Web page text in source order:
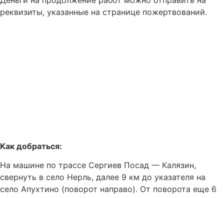
реквизиты, указанные на странице пожертвований.
Как добраться:
На машине по трассе Сергиев Посад — Калязин,
свернуть в село Нерль, далее 9 км до указателя на
село Апухтино (поворот направо). От поворота еще 6